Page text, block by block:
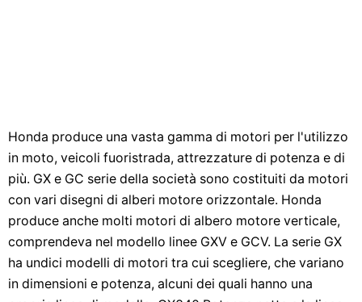
Honda produce una vasta gamma di motori per l'utilizzo
in moto, veicoli fuoristrada, attrezzature di potenza e di
più. GX e GC serie della società sono costituiti da motori
con vari disegni di alberi motore orizzontale. Honda
produce anche molti motori di albero motore verticale,
comprendeva nel modello linee GXV e GCV. La serie GX
ha undici modelli di motori tra cui scegliere, che variano
in dimensioni e potenza, alcuni dei quali hanno una